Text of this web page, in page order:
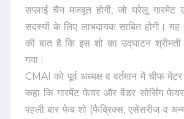
सप्लाई चैन मजबूत होगी, जो घरेलू गारमेंट
सदस्यों के लिए लाभदायक साबित होगी।
की बात है कि इस शो का उद्घाटन श्रीमती
गया।
CMAI को पूर्व अध्यक्ष व वर्तमान में चीफ
कहा कि गारमेंट फेयर और वेंडर सोर्सिंग
पहली बार फेब शो (फैब्रिक्स, एसेसरीज व